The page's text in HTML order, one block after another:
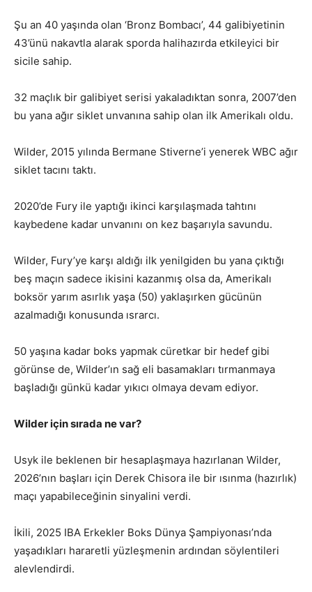
Şu an 40 yaşında olan ‘Bronz Bombacı’, 44 galibiyetinin
43’ünü nakavtla alarak sporda halihazırda etkileyici bir
sicile sahip.
32 maçlık bir galibiyet serisi yakaladıktan sonra, 2007’den
bu yana ağır siklet unvanına sahip olan ilk Amerikalı oldu.
Wilder, 2015 yılında Bermane Stiverne’i yenerek WBC ağır
siklet tacını taktı.
2020’de Fury ile yaptığı ikinci karşılaşmada tahtını
kaybedene kadar unvanını on kez başarıyla savundu.
Wilder, Fury’ye karşı aldığı ilk yenilgiden bu yana çıktığı
beş maçın sadece ikisini kazanmış olsa da, Amerikalı
boksör yarım asırlık yaşa (50) yaklaşırken gücünün
azalmadığı konusunda ısrarcı.
50 yaşına kadar boks yapmak cüretkar bir hedef gibi
görünse de, Wilder’ın sağ eli basamakları tırmanmaya
başladığı günkü kadar yıkıcı olmaya devam ediyor.
Wilder için sırada ne var?
Usyk ile beklenen bir hesaplaşmaya hazırlanan Wilder,
2026’nın başları için Derek Chisora ile bir ısınma (hazırlık)
maçı yapabileceğinin sinyalini verdi.
İkili, 2025 IBA Erkekler Boks Dünya Şampiyonası’nda
yaşadıkları hararetli yüzleşmenin ardından söylentileri
alevlendirdi.